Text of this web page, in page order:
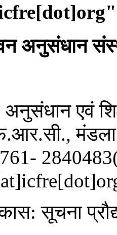
अनुसंधान
अनुसंधान एवं
मंडला
सूचना